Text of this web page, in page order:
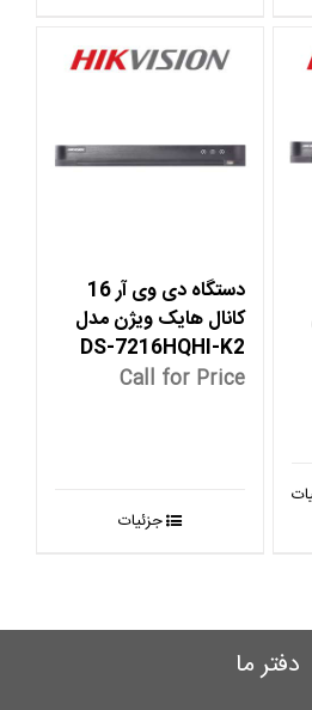
دستگاه دی وی آر 16
کانال هایک ویژن مدل
DS-7216HQHI-K2
Call for Price
جزئیات
دفتر ما